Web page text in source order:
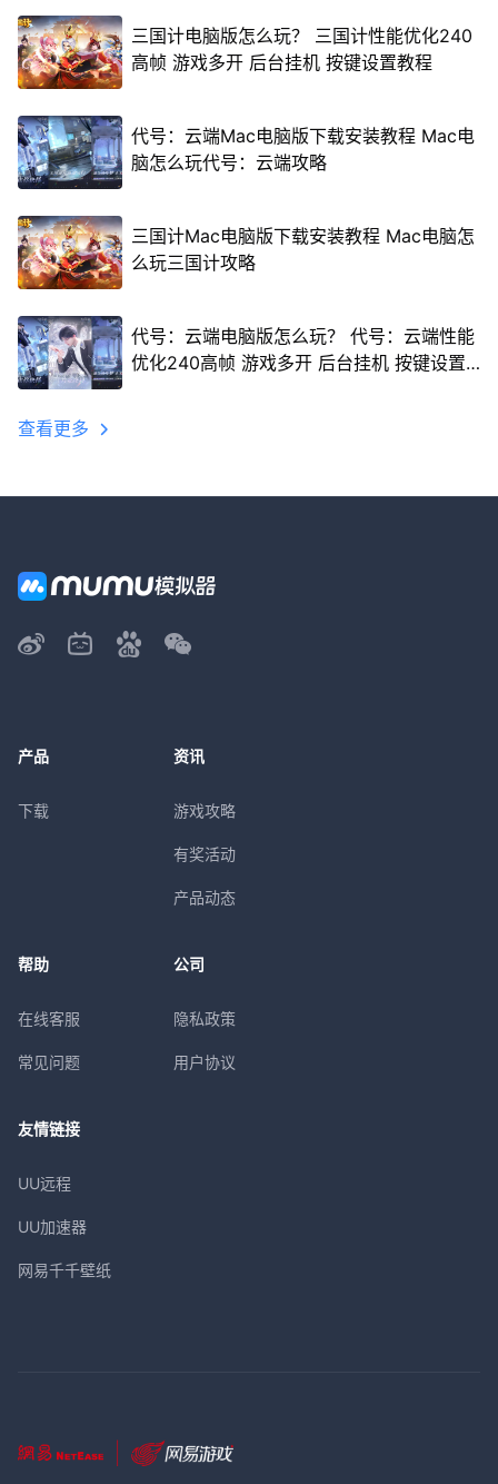
三国计电脑版怎么玩？ 三国计性能优化240
高帧 游戏多开 后台挂机 按键设置教程
代号：云端Mac电脑版下载安装教程 Mac电
脑怎么玩代号：云端攻略
三国计Mac电脑版下载安装教程 Mac电脑怎
么玩三国计攻略
代号：云端电脑版怎么玩？ 代号：云端性能
优化240高帧 游戏多开 后台挂机 按键设置
查看更多
产品
下载
资讯
游戏攻略
有奖活动
产品动态
帮助
在线客服
常见问题
公司
隐私政策
用户协议
友情链接
UU远程
UU加速器
网易千千壁纸